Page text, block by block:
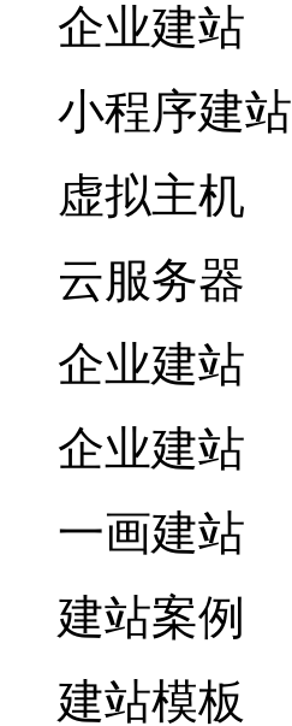
企业建站
小程序建站
虚拟主机
云服务器
企业建站
企业建站
一画建站
建站案例
建站模板